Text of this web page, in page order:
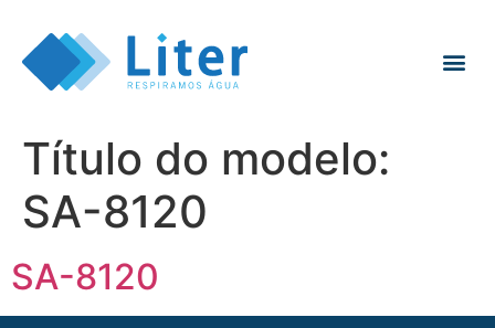
Título do modelo:
SA-8120
SA-8120